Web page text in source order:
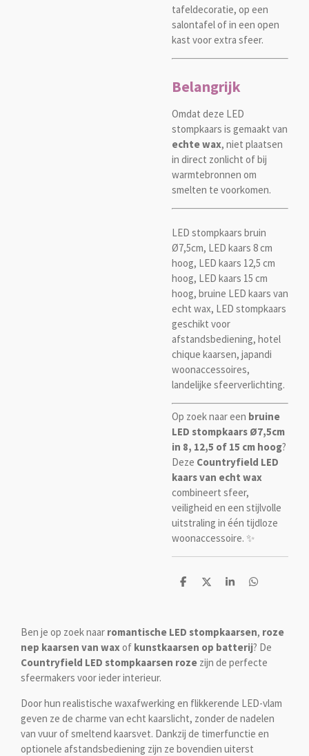
tafeldecoratie, op een
salontafel of in een open
kast voor extra sfeer.
Belangrijk
Omdat deze LED
stompkaars is gemaakt van
echte wax, niet plaatsen
in direct zonlicht of bij
warmtebronnen om
smelten te voorkomen.
LED stompkaars bruin
Ø7,5cm, LED kaars 8 cm
hoog, LED kaars 12,5 cm
hoog, LED kaars 15 cm
hoog, bruine LED kaars van
echt wax, LED stompkaars
geschikt voor
afstandsbediening, hotel
chique kaarsen, japandi
woonaccessoires,
landelijke sfeerverlichting.
Op zoek naar een bruine
LED stompkaars Ø7,5cm
in 8, 12,5 of 15 cm hoog?
Deze Countryfield LED
kaars van echt wax
combineert sfeer,
veiligheid en een stijlvolle
uitstraling in één tijdloze
woonaccessoire. ✨
D
n
D
S
D
Ben je op zoek naar romantische LED stompkaarsen, roze
nep kaarsen van wax of kunstkaarsen op batterij? De
Countryfield LED stompkaarsen roze zijn de perfecte
sfeermakers voor ieder interieur.
Door hun realistische waxafwerking en flikkerende LED-vlam
geven ze de charme van echt kaarslicht, zonder de nadelen
van vuur of smeltend kaarsvet. Dankzij de timerfunctie en
optionele afstandsbediening zijn ze bovendien uiterst